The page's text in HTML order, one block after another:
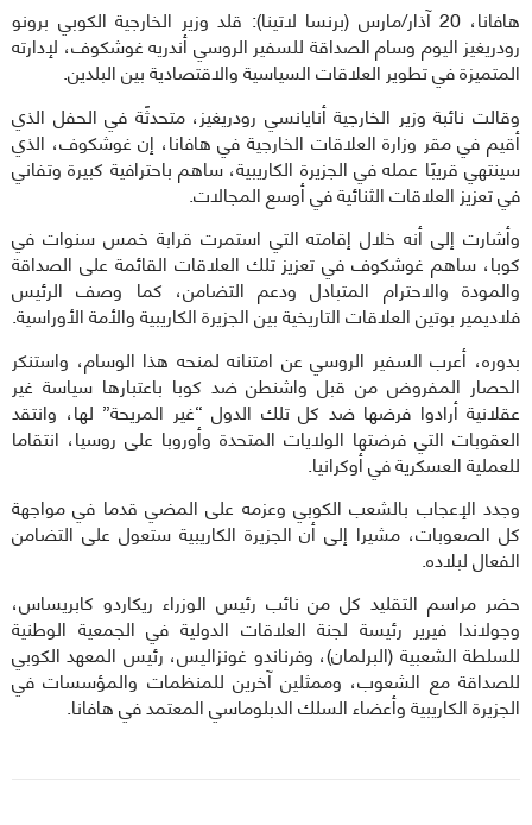
هافانا، 20 آذار/مارس (برنسا لاتينا): قلد وزير الخارجية الكوبي برونو
رودريغيز اليوم وسام الصداقة للسفير الروسي أندريه غوشكوف، لإدارته
المتميزة في تطوير العلاقات السياسية والاقتصادية بين البلدين.
وقالت نائبة وزير الخارجية أنايانسي رودريغيز، متحدثًة في الحفل الذي
أقيم في مقر وزارة العلاقات الخارجية في هافانا، إن غوشكوف، الذي
سينتهي قريبًا عمله في الجزيرة الكاريبية، ساهم باحترافية كبيرة وتفاني
في تعزيز العلاقات الثنائية في أوسع المجالات.
وأشارت إلى أنه خلال إقامته التي استمرت قرابة خمس سنوات في
كوبا، ساهم غوشكوف في تعزيز تلك العلاقات القائمة على الصداقة
والمودة والاحترام المتبادل ودعم التضامن، كما وصف الرئيس
فلاديمير بوتين العلاقات التاريخية بين الجزيرة الكاريبية والأمة الأوراسية.
بدوره، أعرب السفير الروسي عن امتنانه لمنحه هذا الوسام، واستنكر
الحصار المفروض من قبل واشنطن ضد كوبا باعتبارها سياسة غير
عقلانية أرادوا فرضها ضد كل تلك الدول “غير المريحة” لها، وانتقد
العقوبات التي فرضتها الولايات المتحدة وأوروبا على روسيا، انتقاما
للعملية العسكرية في أوكرانيا.
وجدد الإعجاب بالشعب الكوبي وعزمه على المضي قدما في مواجهة
كل الصعوبات، مشيرا إلى أن الجزيرة الكاريبية ستعول على التضامن
الفعال لبلاده.
حضر مراسم التقليد كل من نائب رئيس الوزراء ريكاردو كابريساس،
وجولاندا فيرير رئيسة لجنة العلاقات الدولية في الجمعية الوطنية
للسلطة الشعبية (البرلمان)، وفرناندو غونزاليس، رئيس المعهد الكوبي
للصداقة مع الشعوب، وممثلين آخرين للمنظمات والمؤسسات في
الجزيرة الكاريبية وأعضاء السلك الدبلوماسي المعتمد في هافانا.